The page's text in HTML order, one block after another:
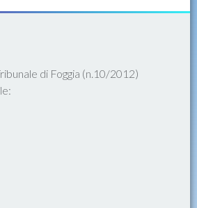
di Foggia (n.10/2012)